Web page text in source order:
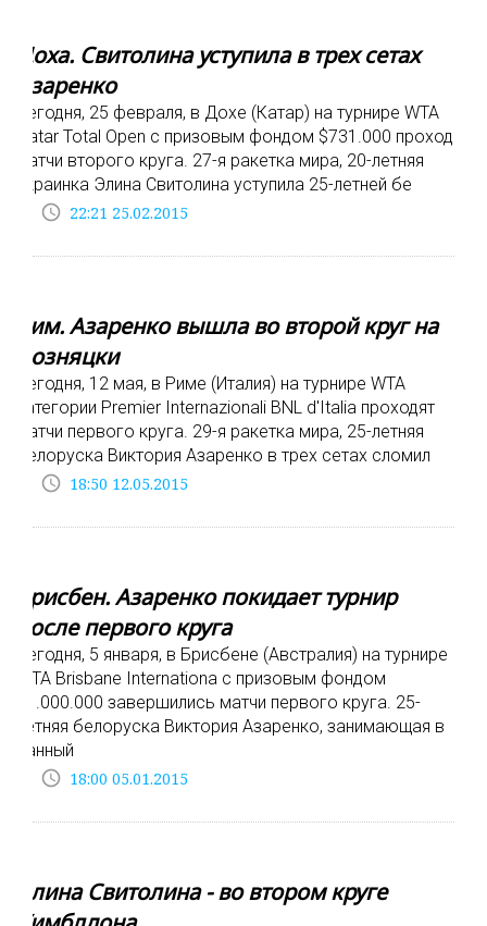
Доха. Свитолина уступила в трех сетах
Азаренко
Сегодня, 25 февраля, в Дохе (Катар) на турнире WTA
Qatar Total Open с призовым фондом $731.000 проходят
матчи второго круга. 27-я ракетка мира, 20-летняя
украинка Элина Свитолина уступила 25-летней бе
access_time 22:21 25.02.2015
Рим. Азаренко вышла во второй круг на
Возняцки
Сегодня, 12 мая, в Риме (Италия) на турнире WTA
категории Premier Internazionali BNL d'Italia проходят
матчи первого круга. 29-я ракетка мира, 25-летняя
белоруска Виктория Азаренко в трех сетах сломил
access_time 18:50 12.05.2015
Брисбен. Азаренко покидает турнир
после первого круга
Сегодня, 5 января, в Брисбене (Австралия) на турнире
WTA Brisbane Internationa c призовым фондом
$1.000.000 завершились матчи первого круга. 25-
летняя белоруска Виктория Азаренко, занимающая в
данный
access_time 18:00 05.01.2015
Элина Свитолина - во втором круге